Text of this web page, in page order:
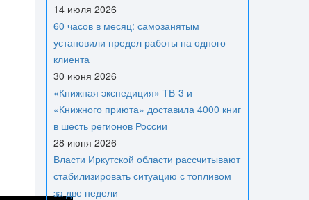
14 июля 2026
60 часов в месяц: самозанятым
установили предел работы на одного
клиента
30 июня 2026
«Книжная экспедиция» ТВ-3 и
«Книжного приюта» доставила 4000 книг
в шесть регионов России
28 июня 2026
Власти Иркутской области рассчитывают
стабилизировать ситуацию с топливом
за две недели